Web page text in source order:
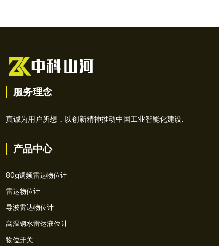
服务理念
真诚为用户所想，以创新精神推动中国工业智能化建设.
产品中心
80g调频雷达物位计
雷达物位计
导波雷达物位计
高温钢水雷达液位计
物位开关